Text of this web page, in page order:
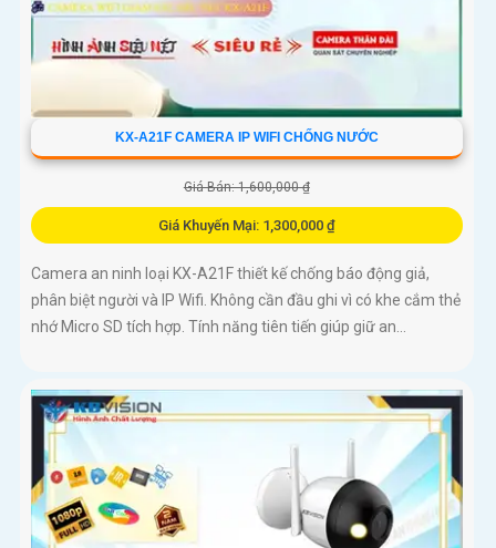
KX-A21F CAMERA IP WIFI CHỐNG NƯỚC
Giá Bán: 1,600,000 ₫
Giá Khuyến Mại: 1,300,000 ₫
Camera an ninh loại KX-A21F thiết kế chống báo động giả,
phân biệt người và IP Wifi. Không cần đầu ghi vì có khe cắm thẻ
nhớ Micro SD tích hợp. Tính năng tiên tiến giúp giữ an...